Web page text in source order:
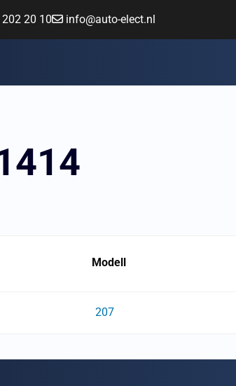
20 10 info@auto-elect.nl
Modell
207